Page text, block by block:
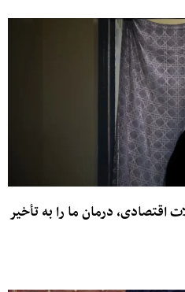
درمان ما را به تأخیر